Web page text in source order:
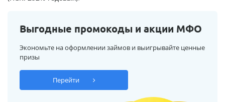
Выгодные промокоды и акции МФО
Экономьте на оформлении займов и выигрывайте ценные
призы
Перейти